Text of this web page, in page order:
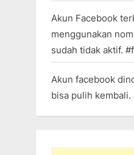
Akun Facebook
menggunakan
sudah tidak aktif.
Akun facebook
bisa pulih